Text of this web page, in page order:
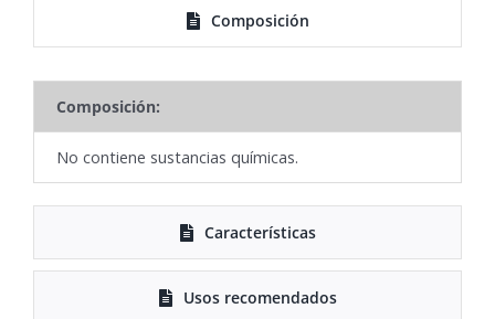
Composición
Composición:
No contiene sustancias químicas.
Características
Usos recomendados